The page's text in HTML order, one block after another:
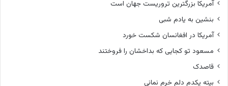
آمریکا بزرگترین تروریست جهان است
بنشین به یادم شبی
آمریکا در افغانسان شکست خورد
مسعود تو کجایی که بداخشان را فروختند
قاصدک
بیته یکدم دلم خرم نمانی